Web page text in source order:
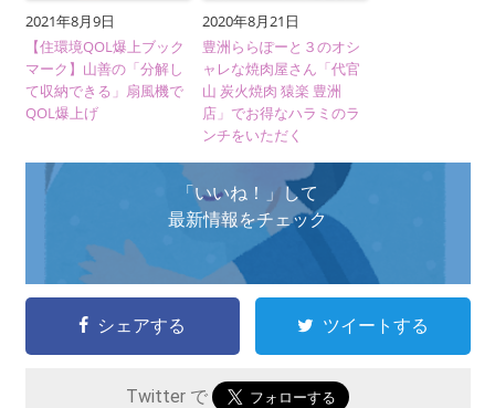
2021年8月9日
【住環境QOL爆上ブック
マーク】山善の「分解し
て収納できる」扇風機で
QOL爆上げ
2020年8月21日
豊洲ららぽーと３のオシ
ャレな焼肉屋さん「代官
山 炭火焼肉 猿楽 豊洲
店」でお得なハラミのラ
ンチをいただく
「いいね！」して
最新情報をチェック
シェアする ツイートする
Twitter で